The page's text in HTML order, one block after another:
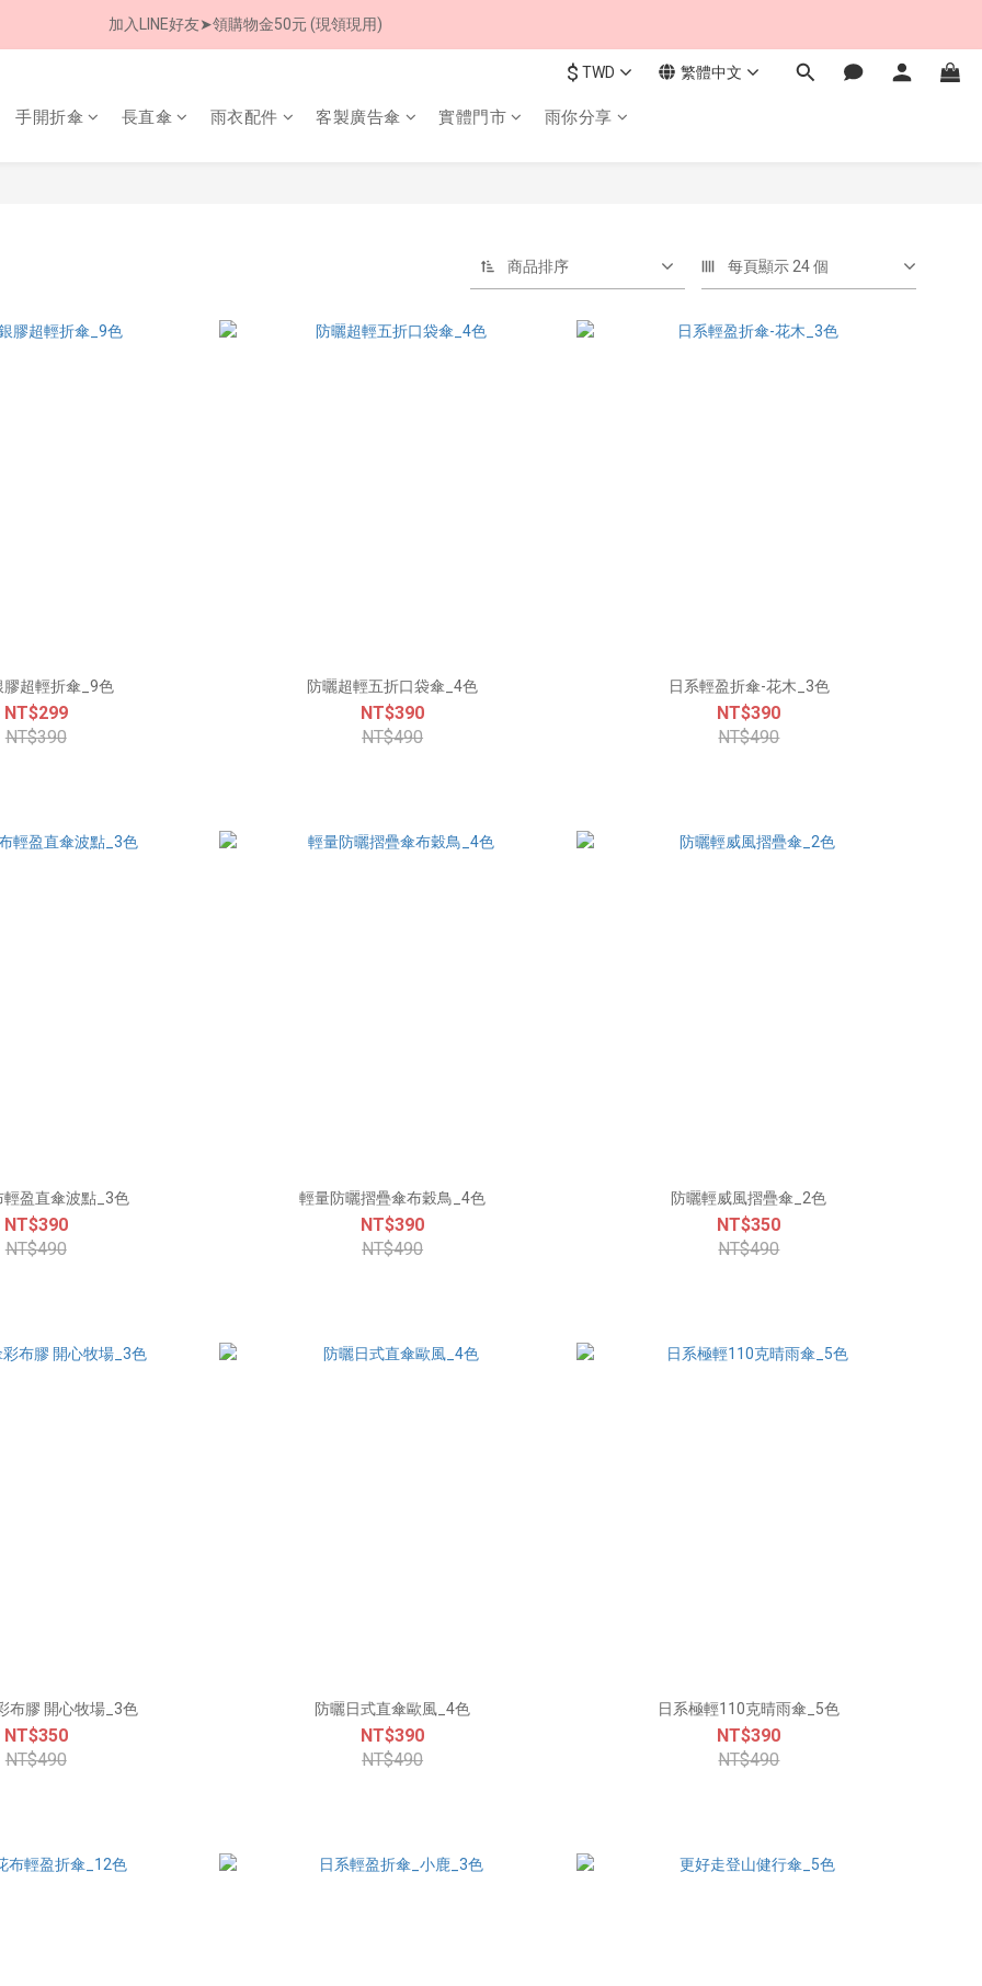
加入LINE好友➤領購物金50元 (現領現用)
加入LINE好友➤領購物金50元 (現領現用)
加入LINE好友➤領購物金50元 (現領現用)
$ TWD 繁體中文
手開折傘 長直傘 雨衣配件 客製廣告傘 實體門市 雨你分享
商品排序 每頁顯示 24 個
膠超輕折傘_9色
NT$299
NT$390
防曬超輕五折口袋傘_4色
NT$390
NT$490
日系輕盈折傘-花木_3色
NT$390
NT$490
輕盈直傘波點_3色
NT$390
NT$490
輕量防曬摺疊傘布穀鳥_4色
NT$390
NT$490
防曬輕威風摺疊傘_2色
NT$350
NT$490
布膠 開心牧場_3色
NT$350
NT$490
防曬日式直傘歐風_4色
NT$390
NT$490
日系極輕110克晴雨傘_5色
NT$390
NT$490